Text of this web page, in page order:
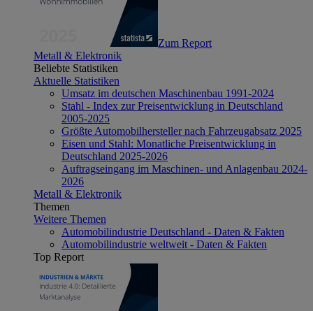
Zum Report
Metall & Elektronik
Beliebte Statistiken
Aktuelle Statistiken
Umsatz im deutschen Maschinenbau 1991-2024
Stahl - Index zur Preisentwicklung in Deutschland
2005-2025
Größte Automobilhersteller nach Fahrzeugabsatz 2025
Eisen und Stahl: Monatliche Preisentwicklung in
Deutschland 2025-2026
Auftragseingang im Maschinen- und Anlagenbau 2024-
2026
Metall & Elektronik
Themen
Weitere Themen
Automobilindustrie Deutschland - Daten & Fakten
Automobilindustrie weltweit - Daten & Fakten
Top Report